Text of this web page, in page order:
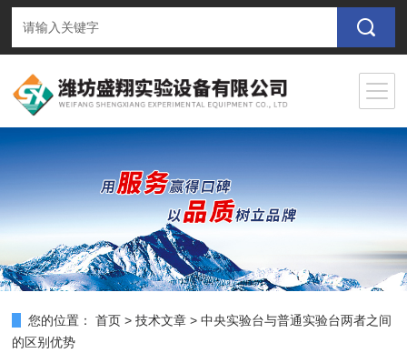
您的位置： 首页 >技术文章 >中央实验台与普通实验台两者之间
的区别优势